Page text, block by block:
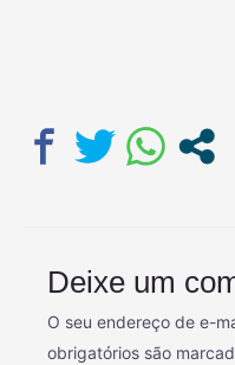
Deixe um
O seu endereço de e-
obrigatórios são